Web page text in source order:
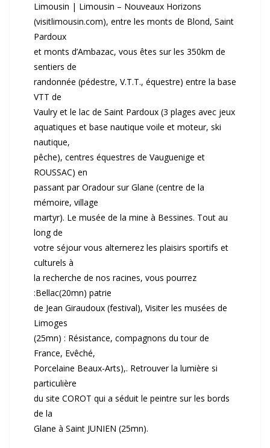
Limousin | Limousin – Nouveaux Horizons
(visitlimousin.com), entre les monts de Blond, Saint
Pardoux
et monts d’Ambazac, vous êtes sur les 350km de
sentiers de
randonnée (pédestre, V.T.T., équestre) entre la base
VTT de
Vaulry et le lac de Saint Pardoux (3 plages avec jeux
aquatiques et base nautique voile et moteur, ski
nautique,
pêche), centres équestres de Vauguenige et
ROUSSAC) en
passant par Oradour sur Glane (centre de la
mémoire, village
martyr). Le musée de la mine à Bessines. Tout au
long de
votre séjour vous alternerez les plaisirs sportifs et
culturels à
la recherche de nos racines, vous pourrez
:Bellac(20mn) patrie
de Jean Giraudoux (festival), Visiter les musées de
Limoges
(25mn) : Résistance, compagnons du tour de
France, Evêché,
Porcelaine Beaux-Arts),. Retrouver la lumière si
particulière
du site COROT qui a séduit le peintre sur les bords
de la
Glane à Saint JUNIEN (25mn).